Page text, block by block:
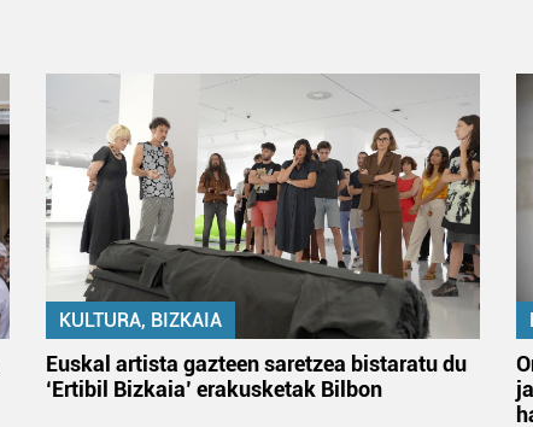
KULTURA, BIZKAIA
Euskal artista gazteen saretzea bistaratu du
‘Ertibil Bizkaia’ erakusketak Bilbon